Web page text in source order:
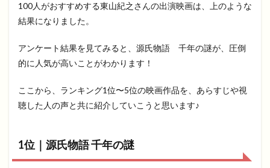
100人がおすすめする東山紀之さんの出演映画は、上のような
結果になりました。
アンケート結果を見てみると、源氏物語 千年の謎が、圧倒
的に人気が高いことがわかります！
ここから、ランキング1位〜5位の映画作品を、あらすじや視
聴した人の声と共に紹介していこうと思います♪
1位｜源氏物語 千年の謎